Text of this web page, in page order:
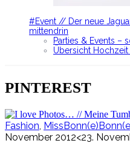
#Event // Der neue
mittendrin
Parties & Events –
Übersicht
PINTEREST
Fashion,
November 2012<23.